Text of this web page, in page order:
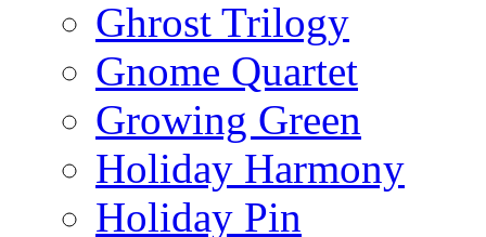
Ghrost Trilogy
Gnome Quartet
Growing Green
Holiday Harmony
Holiday Pin